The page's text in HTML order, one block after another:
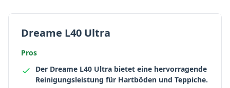
Dreame L40 Ultra
Pros
Der Dreame L40 Ultra bietet eine hervorragende
Reinigungsleistung für Hartböden und Teppiche.